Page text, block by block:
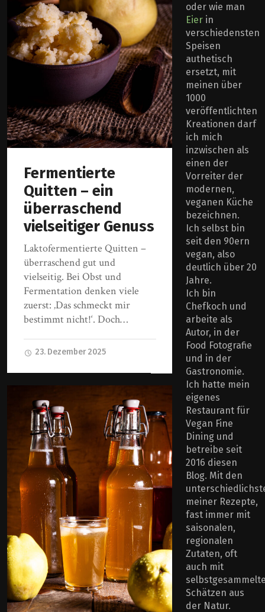
Fermentierte
Quitten – ein
überraschend
vielseitiger Genuss
Laktofermentierte Quitten –
überraschend gut und
vielseitig. Bei Obst und
Fermentation denken viele
zuerst: ‚Das schmeckt mir
bestimmt nicht!‘. Doch…
23. Dezember 2025
oder wie man
Eierin
verschiedensten
Speisen
authetisch
ersetzt, mit
meinen über
1000
veröffentlichten
Kreationen darf
ich mich
inzwischen als
einen der
Vorreiter der
modernen,
veganen Küche
bezeichnen.
Ich selbst bin
seit den 90ern
vegan, also
deutlich über 20
Jahre.
Ich bin
Chefkoch und
arbeite als
Autor, in der
Food Fotografie
und in der
Gastronomie.
Ich hatte mein
eigenes
Restaurant für
Vegan Fine
Dining und
betreibe seit
2016 diesen
Blog. Mit den
meiner Rezepte,
fast immer mit
saisonalen,
regionalen
Zutaten, oft
auch mit
Schätzen aus
der Natur.